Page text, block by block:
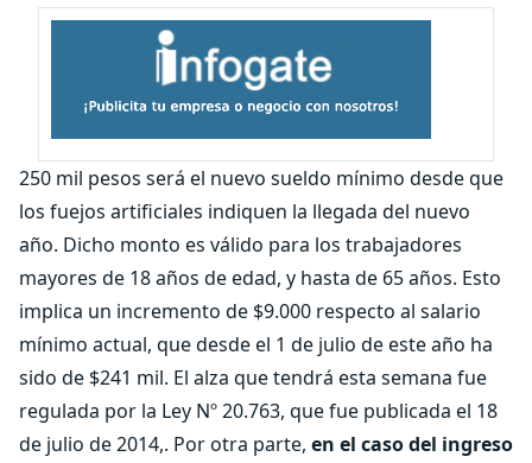
250 mil pesos será el nuevo sueldo mínimo desde que
los fuejos artificiales indiquen la llegada del nuevo
año. Dicho monto es válido para los trabajadores
mayores de 18 años de edad, y hasta de 65 años. Esto
implica un incremento de $9.000 respecto al salario
mínimo actual, que desde el 1 de julio de este año ha
sido de $241 mil. El alza que tendrá esta semana fue
regulada por la Ley Nº 20.763, que fue publicada el 18
de julio de 2014,. Por otra parte, en el caso del ingreso